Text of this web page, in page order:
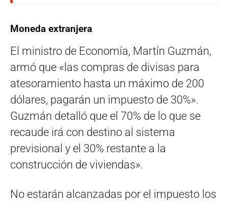
Moneda extranjera
El ministro de Economía, Martín Guzmán,
armó que «las compras de divisas para
atesoramiento hasta un máximo de 200
dólares, pagarán un impuesto de 30%».
Guzmán detalló que el 70% de lo que se
recaude irá con destino al sistema
previsional y el 30% restante a la
construcción de viviendas».
No estarán alcanzadas por el impuesto los